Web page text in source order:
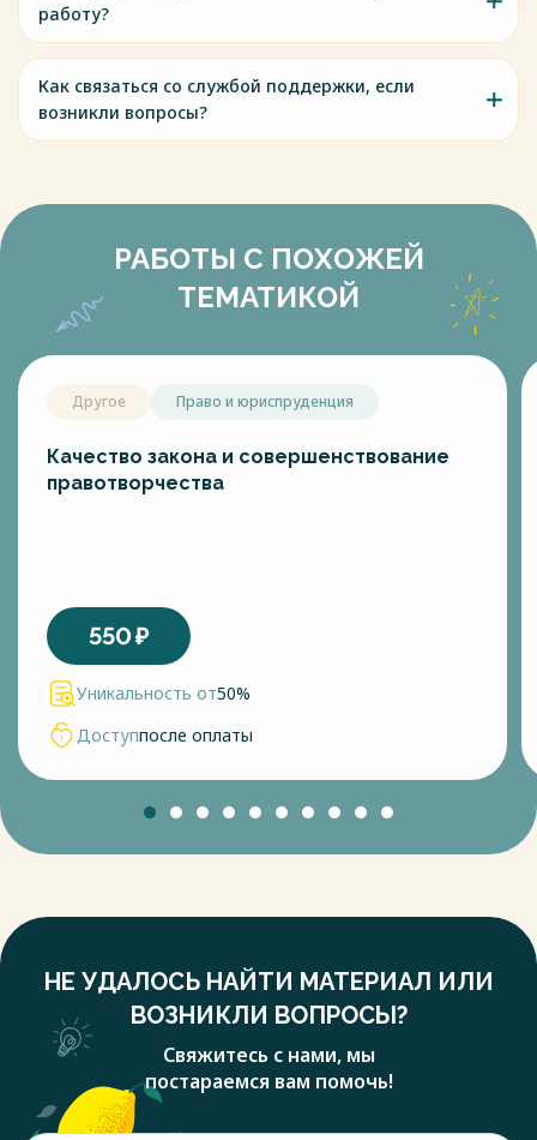
работу?
Как связаться со службой поддержки, если
возникли вопросы?
РАБОТЫ С ПОХОЖЕЙ
ТЕМАТИКОЙ
Другое Право и юриспруденция
Качество закона и совершенствование
правотворчества
550₽
Уникальность от50%
Доступпосле оплаты
НЕ УДАЛОСЬ НАЙТИ МАТЕРИАЛ ИЛИ
ВОЗНИКЛИ ВОПРОСЫ?
Свяжитесь с нами, мы
постараемся вам помочь!